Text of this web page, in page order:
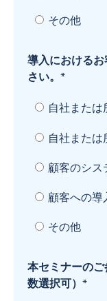
その他
導入における
さい。 *
自社また
自社また
顧客のシス
顧客への導
その他
本セミナーの
数選択可） *